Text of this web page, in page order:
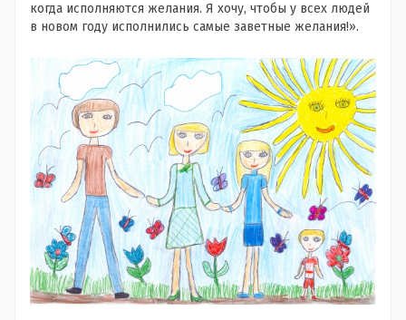
когда исполняются желания. Я хочу, чтобы у всех людей
в новом году исполнились самые заветные желания!».